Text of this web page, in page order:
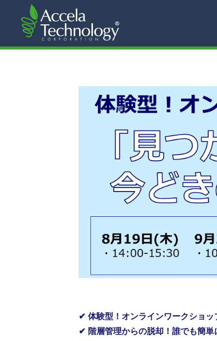
✔ 体験型！オンラインワークショッ
✔ 階層管理からの脱却！誰でも簡単